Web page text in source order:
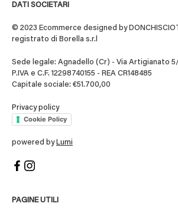
DATI SOCIETARI
© 2023 Ecommerce designed by
registrato di Borella s.r.l
Sede legale: Agnadello (Cr) - Via Artigianato
P.IVA e C.F. 12298740155 - REA CR148485
Capitale sociale: €51.700,00
Privacy policy
Cookie Policy
powered by Lumi
PAGINE UTILI